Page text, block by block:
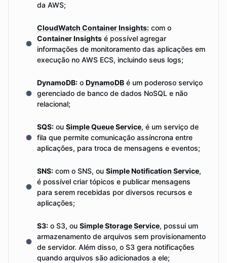
da AWS;
CloudWatch Container Insights: com o
Container Insights é possível agregar
informações de monitoramento das aplicações em
execução no AWS ECS, incluindo seus logs;
DynamoDB: o DynamoDB é um poderoso serviço
gerenciado de banco de dados NoSQL e não
relacional;
SQS: ou Simple Queue Service, é um serviço de
fila que permite comunicação assíncrona entre
aplicações, para troca de mensagens e eventos;
SNS: com o SNS, ou Simple Notification Service,
é possível criar tópicos e publicar mensagens
para serem recebidas por diversos recursos e
aplicações;
S3: o S3, ou Simple Storage Service, possui um
armazenamento de arquivos sem provisionamento
de servidor. Além disso, o S3 gera notificações
quando arquivos são adicionados a ele;